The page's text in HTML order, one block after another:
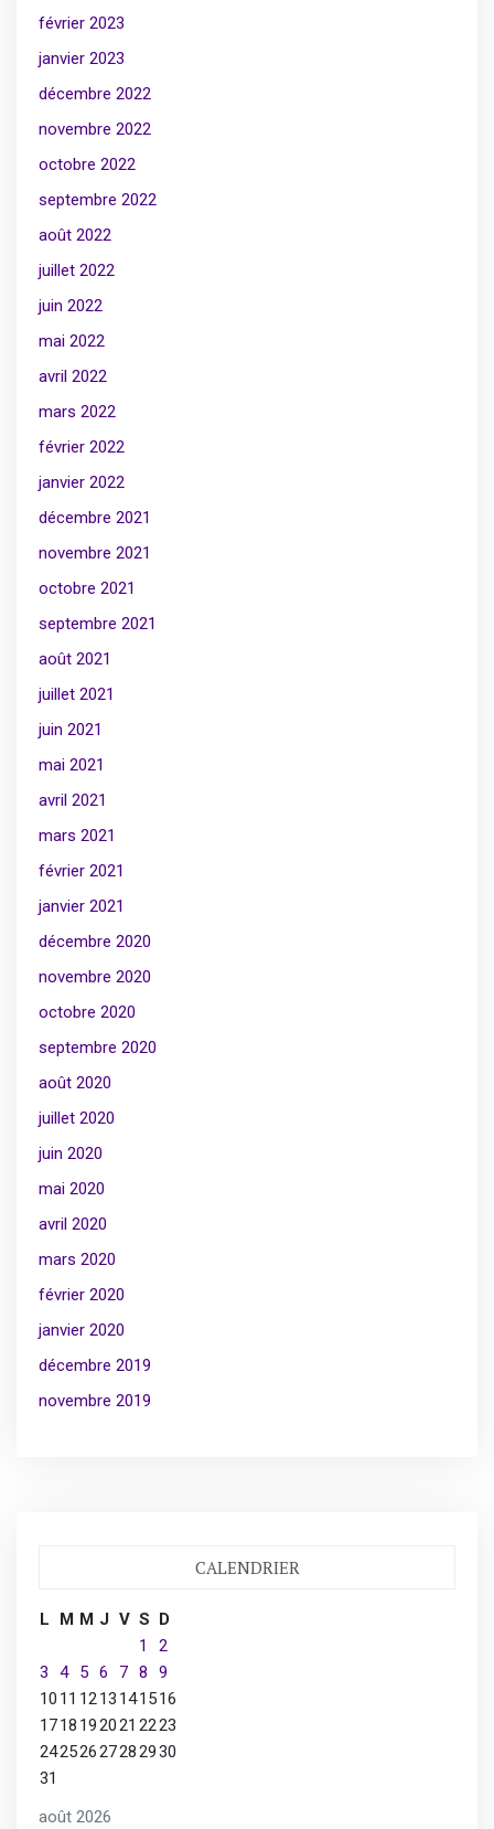
février 2023
janvier 2023
décembre 2022
novembre 2022
octobre 2022
septembre 2022
août 2022
juillet 2022
juin 2022
mai 2022
avril 2022
mars 2022
février 2022
janvier 2022
décembre 2021
novembre 2021
octobre 2021
septembre 2021
août 2021
juillet 2021
juin 2021
mai 2021
avril 2021
mars 2021
février 2021
janvier 2021
décembre 2020
novembre 2020
octobre 2020
septembre 2020
août 2020
juillet 2020
juin 2020
mai 2020
avril 2020
mars 2020
février 2020
janvier 2020
décembre 2019
novembre 2019
CALENDRIER
août 2026
L M M J V S
D
1
2
3
4 5 6 7 8
9
10 11 1213 141516
1718 192021 2223
24252627282930
31